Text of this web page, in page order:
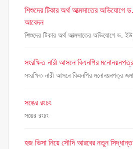
শিশুদের টিকার অর্থ আত্মসাতের অভিযোগে
আবেদন
শিশুদের টিকার অর্থ আত্মসাতের অভিযোগে ড.
সংরক্ষিত নারী আসনে বিএনপির
সংরক্ষিত নারী আসনে বিএনপির মনোনয়নপত্র
সঙের রংঢং
সঙের রংঢং
হজ ভিসা নিয়ে সৌদি আরবের নতুন সিদ্ধান্ত